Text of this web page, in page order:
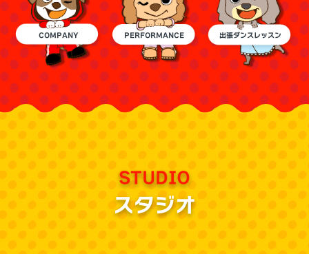
COMPANY PERFORMANCE 出張ダンスレッスン
STUDIO
スタジオ